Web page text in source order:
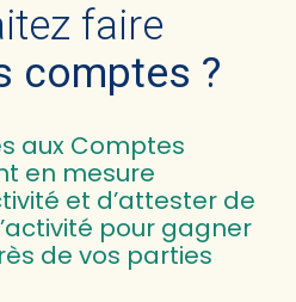
faire
comptes ?
aux Comptes
en mesure
et d’attester de
pour gagner
de vos parties